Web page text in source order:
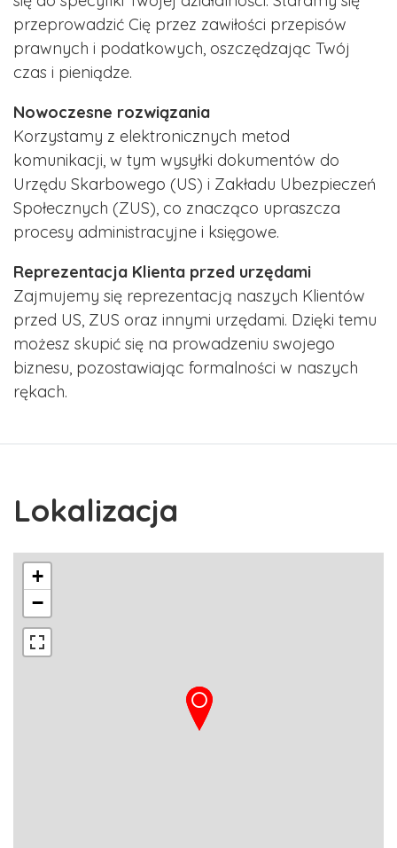
przeprowadzić Cię przez zawiłości przepisów
prawnych i podatkowych, oszczędzając Twój
czas i pieniądze.
Nowoczesne rozwiązania
Korzystamy z elektronicznych metod
komunikacji, w tym wysyłki dokumentów do
Urzędu Skarbowego (US) i Zakładu Ubezpieczeń
Społecznych (ZUS), co znacząco upraszcza
procesy administracyjne i księgowe.
Reprezentacja Klienta przed urzędami
Zajmujemy się reprezentacją naszych Klientów
przed US, ZUS oraz innymi urzędami. Dzięki temu
możesz skupić się na prowadzeniu swojego
biznesu, pozostawiając formalności w naszych
rękach.
Lokalizacja
+
−